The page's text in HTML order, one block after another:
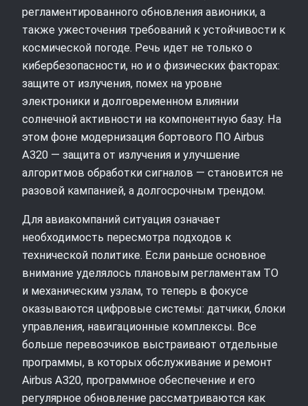
регламентированного обновления авионики, а
также ужесточения требований к устойчивости к
космической погоде. Речь идет не только о
кибербезопасности, но и о физических факторах:
защите от излучения, помех на уровне
электроники и долговременном влиянии
солнечной активности на компонентную базу. На
этом фоне модернизация бортового ПО Airbus
A320 — защита от излучения и улучшение
алгоритмов обработки сигналов — становится не
разовой кампанией, а долгосрочным трендом.
Для авиакомпаний ситуация означает
необходимость пересмотра подходов к
технической политике. Если раньше основное
внимание уделялось плановым регламентам ТО
и механическим узлам, то теперь в фокусе
оказываются цифровые системы: датчики, блоки
управления, навигационные комплексы. Все
больше перевозчиков выстраивают отдельные
программы, в которых обслуживание и ремонт
Airbus A320, программное обеспечение и его
регулярное обновление рассматриваются как